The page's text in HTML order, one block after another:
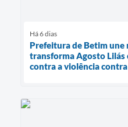
Há 6 dias
Prefeitura de Betim une
transforma Agosto Lilás
contra a violência